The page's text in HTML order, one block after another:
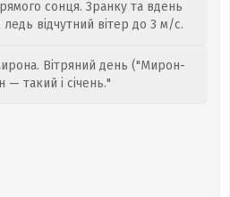
сонця. Зранку та вдень
відчутний вітер до 3 м/с.
Вітряний день ("Мирон-
такий і січень."